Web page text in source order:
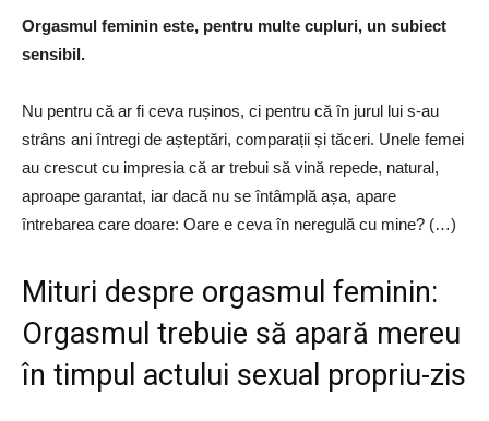
Orgasmul feminin este, pentru multe cupluri, un subiect
sensibil.
Nu pentru că ar fi ceva rușinos, ci pentru că în jurul lui s-au
strâns ani întregi de așteptări, comparații și tăceri. Unele femei
au crescut cu impresia că ar trebui să vină repede, natural,
aproape garantat, iar dacă nu se întâmplă așa, apare
întrebarea care doare: Oare e ceva în neregulă cu mine? (…)
Mituri despre orgasmul feminin:
Orgasmul trebuie să apară mereu
în timpul actului sexual propriu-zis